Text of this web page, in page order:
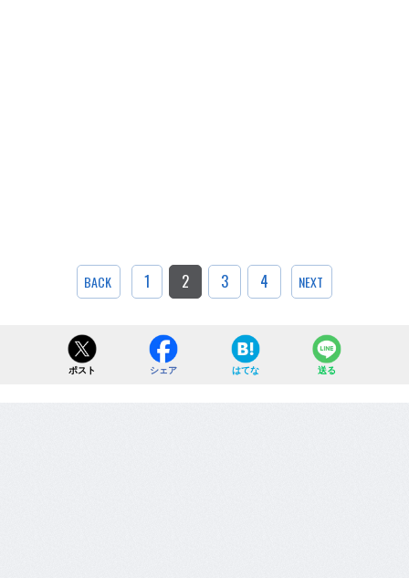
BACK 1 2 3 4 NEXT
ポスト シェア はてな 送る